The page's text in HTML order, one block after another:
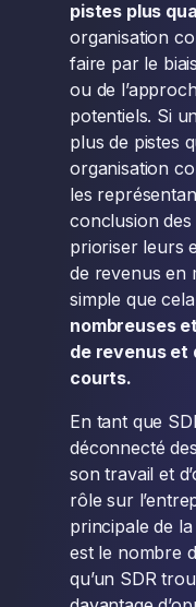
pistes plus
organisation
faire par le
ou de
potentiels. Si
plus de pistes
organisation
les
conclusion
prioriser leurs
de revenus en
simple que
nombreuses
de revenus et
courts.
En tant que
déconnecté
son travail et
rôle sur
principale de
est le nombre
qu’un SDR